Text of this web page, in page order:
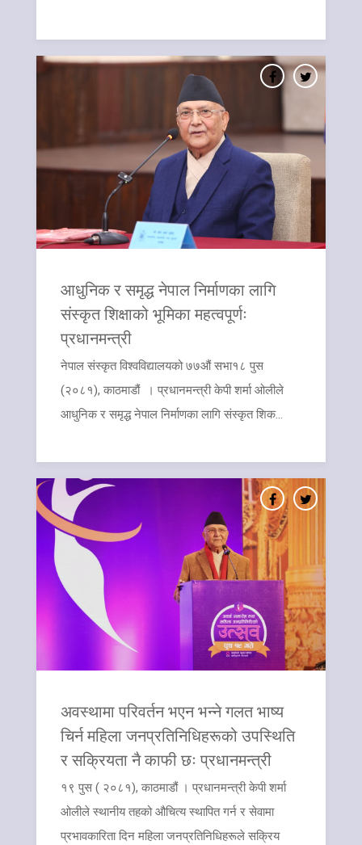
आधुनिक र समृद्ध नेपाल निर्माणका लागि
संस्कृत शिक्षाको भूमिका महत्वपूर्णः
प्रधानमन्त्री
​नेपाल संस्कृत विश्वविद्यालयको ७७औं सभा१८ पुस
(२०८१), काठमाडौं । प्रधानमन्त्री केपी शर्मा ओलीले
आधुनिक र समृद्ध नेपाल निर्माणका लागि संस्कृत शिक...
अवस्थामा परिवर्तन भएन भन्ने गलत भाष्य
चिर्न महिला जनप्रतिनिधिहरूको उपस्थिति
र सक्रियता नै काफी छः प्रधानमन्त्री
१९ पुस ( २०८१), काठमाडौं । प्रधानमन्त्री केपी शर्मा
ओलीले स्थानीय तहको औचित्य स्थापित गर्न र सेवामा
प्रभावकारिता दिन महिला जनप्रतिनिधिहरूले सक्रिय